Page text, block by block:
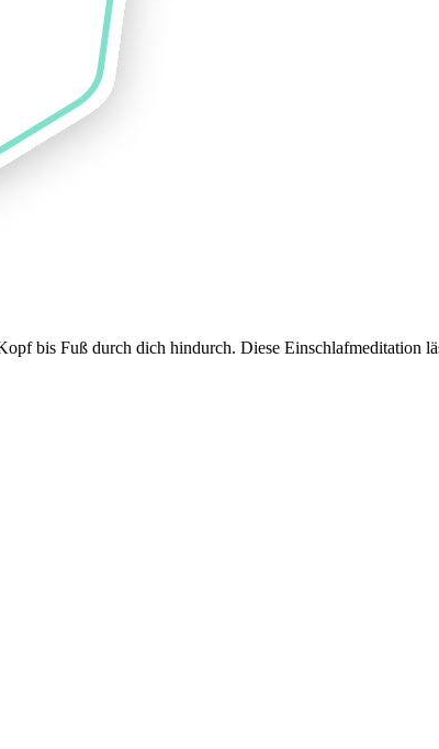
bis Fuß durch dich hindurch. Diese Einschlafmeditation